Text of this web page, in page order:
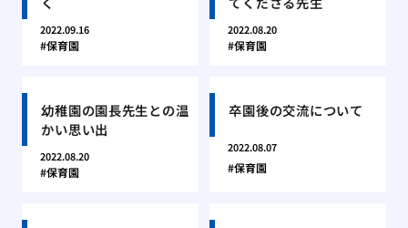
2022.09.16
保育園
2022.08.20
保育園
幼稚園の園長先生との温
かい思い出
2022.08.20
保育園
卒園後の交流について
2022.08.07
保育園